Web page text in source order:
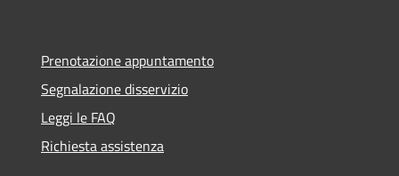
Prenotazione appuntamento
Segnalazione disservizio
Leggi le FAQ
Richiesta assistenza